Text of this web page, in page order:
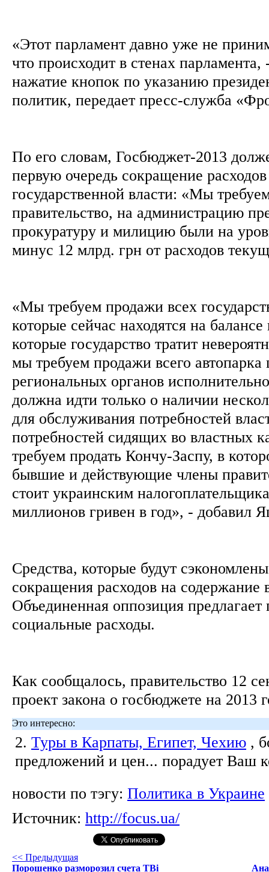
«Этот парламент давно уже не
что происходит в стенах
нажатие кнопок по указанию
политик, передает пресс-служба
По его словам, Госбюджет-2013
первую очередь сокращение
государственной власти: «Мы
правительство, на администрацию
прокуратуру и милицию были на
минус 12 млрд. грн от расходов
«Мы требуем продажи всех
которые сейчас находятся на балансе
которые государство тратит
мы требуем продажи всего
региональных органов
должна идти только о наличии
для обслуживания потребностей
потребностей сидящих во властных
требуем продать Кончу-Заспу, в
бывшие и действующие члены
стоит украинским
миллионов гривен в год», - добавил
Средства, которые будут сэкономлены
сокращения расходов на содержание
Объединенная оппозиция предлагает
социальные расходы.
Как сообщалось, правительство 12
проект закона о госбюджете на 2013
Это интересно:
2. Туры в Карпаты, Египет, Чехию ,
предложений и цен... порадует Ваш
новости по тэгу: Политика в Украине
Источник: http://focus.ua/
<< Предыдущая
Порошенко разморозил счета ТВі